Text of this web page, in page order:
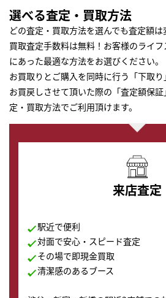
選べる査定・買取方法
どの査定・買取方法を選んでも査定額は
買取査定手数料は無料！お客様のライ
にあった最適な方法をお選びください。
お買取りとご購入を同時に行う「下取
お買戻しさせて頂いた際の「査定額保
定・買取方法でご利用頂けます。
来店査定
駅近で便利
対面で安心・スピード査定
その場で即現金買取
清潔感のあるブース